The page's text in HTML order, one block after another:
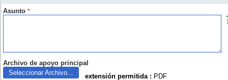
Asunto *
Archivo de apoyo principal
Seleccionar Archivo...
extensión permitida : PDF